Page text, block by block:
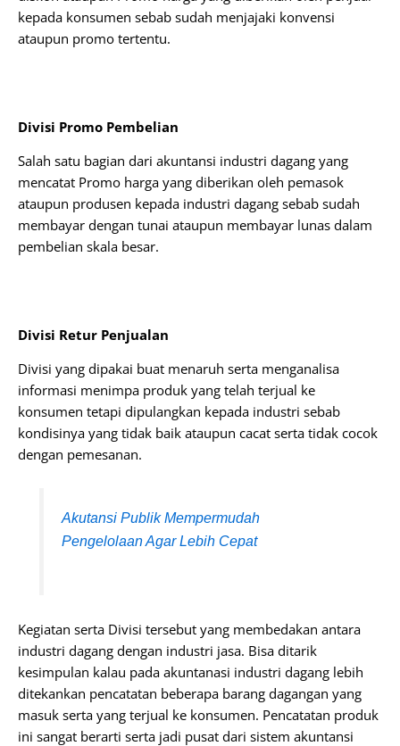
kepada konsumen sebab sudah menjajaki konvensi
ataupun promo tertentu.
Divisi Promo Pembelian
Salah satu bagian dari akuntansi industri dagang yang
mencatat Promo harga yang diberikan oleh pemasok
ataupun produsen kepada industri dagang sebab sudah
membayar dengan tunai ataupun membayar lunas dalam
pembelian skala besar.
Divisi Retur Penjualan
Divisi yang dipakai buat menaruh serta menganalisa
informasi menimpa produk yang telah terjual ke
konsumen tetapi dipulangkan kepada industri sebab
kondisinya yang tidak baik ataupun cacat serta tidak cocok
dengan pemesanan.
Akutansi Publik Mempermudah
Pengelolaan Agar Lebih Cepat
Kegiatan serta Divisi tersebut yang membedakan antara
industri dagang dengan industri jasa. Bisa ditarik
kesimpulan kalau pada akuntanasi industri dagang lebih
ditekankan pencatatan beberapa barang dagangan yang
masuk serta yang terjual ke konsumen. Pencatatan produk
ini sangat berarti serta jadi pusat dari sistem akuntansi